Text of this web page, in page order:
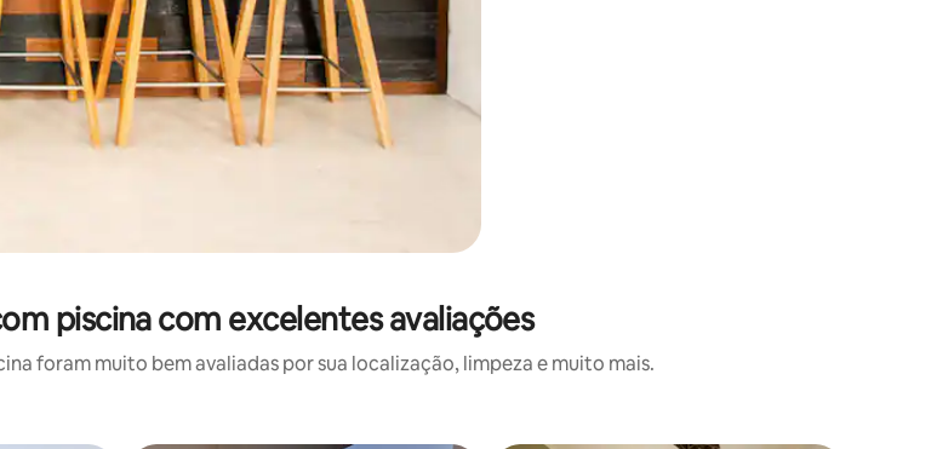
piscina com excelentes avaliações
foram muito bem avaliadas por sua localização, limpeza e muito mais.